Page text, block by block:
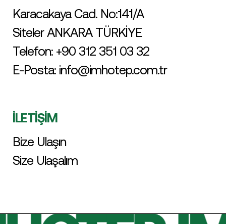
Karacakaya Cad. No:141/A
Siteler ANKARA TÜRKİYE
Telefon: +90 312 351 03 32
E-Posta: info@imhotep.com.tr
İLETİŞİM
Bize Ulaşın
Size Ulaşalım